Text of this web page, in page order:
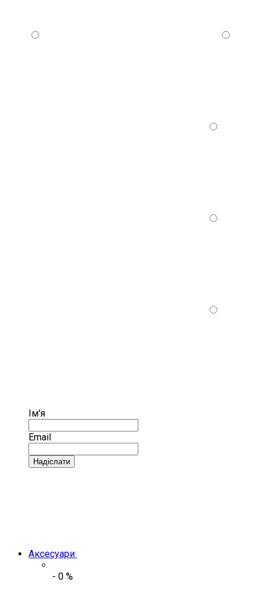
Ім'я
Email
Надіслати
Аксесуари
- 0 %